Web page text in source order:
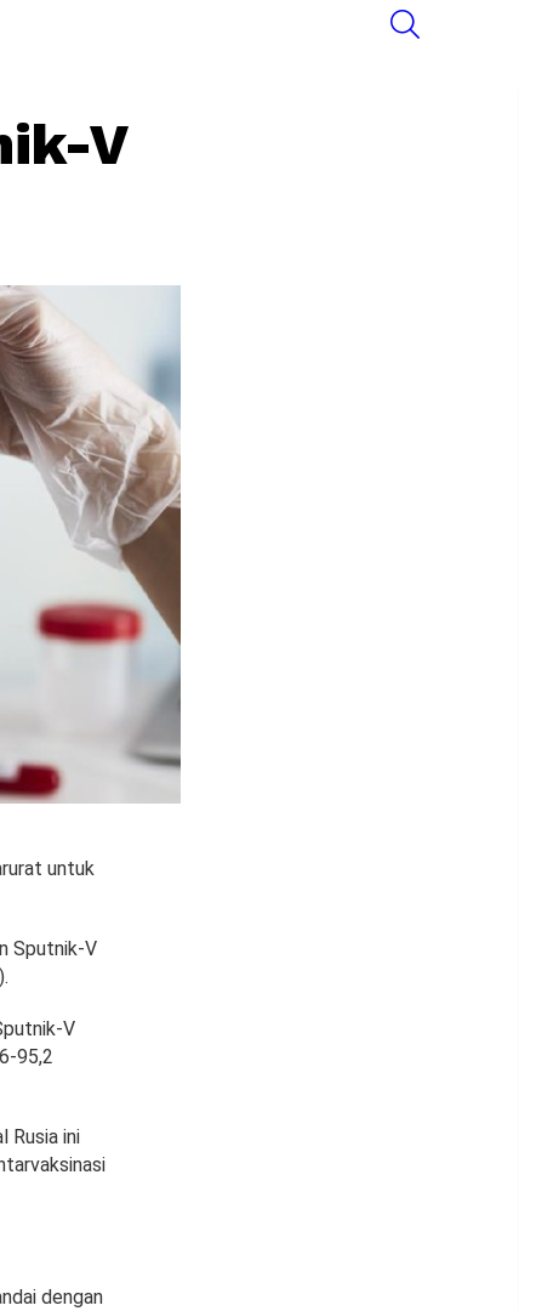
V
untuk
Sputnik-V
V
95,2
Rusia ini
dengan